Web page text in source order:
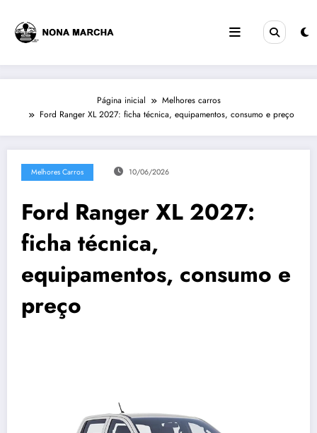
conteúdo
Página inicial
Melhores carros
Ford Ranger XL 2027: ficha técnica, equipamentos, consumo e preço
Melhores Carros 10/06/2026
Ford Ranger XL 2027:
ficha técnica,
equipamentos, consumo e
preço